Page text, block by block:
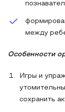
между
Особенности
Игры и
сохранить